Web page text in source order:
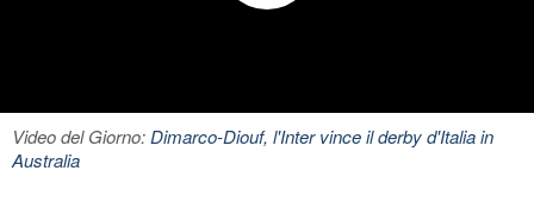
Video del Giorno:Dimarco-Diouf, l'Inter vince il derby d'Italia in
Australia